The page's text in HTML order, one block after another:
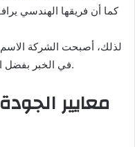
كما أن فريقها الهندسي
لذلك، أصبحت الشركة
في الخبر بفضل الموثوقية والنتائج الممتازة التي تحققها.
معايير